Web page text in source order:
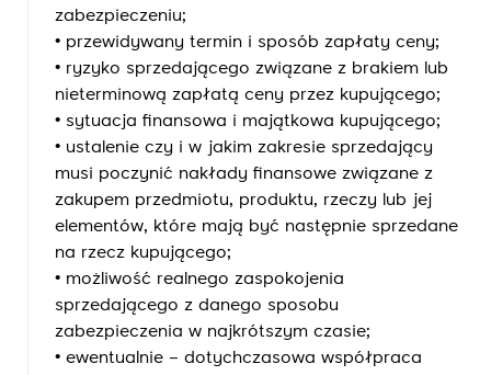
zabezpieczeniu;
• przewidywany termin i sposób zapłaty ceny;
• ryzyko sprzedającego związane z brakiem lub
nieterminową zapłatą ceny przez kupującego;
• sytuacja finansowa i majątkowa kupującego;
• ustalenie czy i w jakim zakresie sprzedający
musi poczynić nakłady finansowe związane z
zakupem przedmiotu, produktu, rzeczy lub jej
elementów, które mają być następnie sprzedane
na rzecz kupującego;
• możliwość realnego zaspokojenia
sprzedającego z danego sposobu
zabezpieczenia w najkrótszym czasie;
• ewentualnie – dotychczasowa współpraca